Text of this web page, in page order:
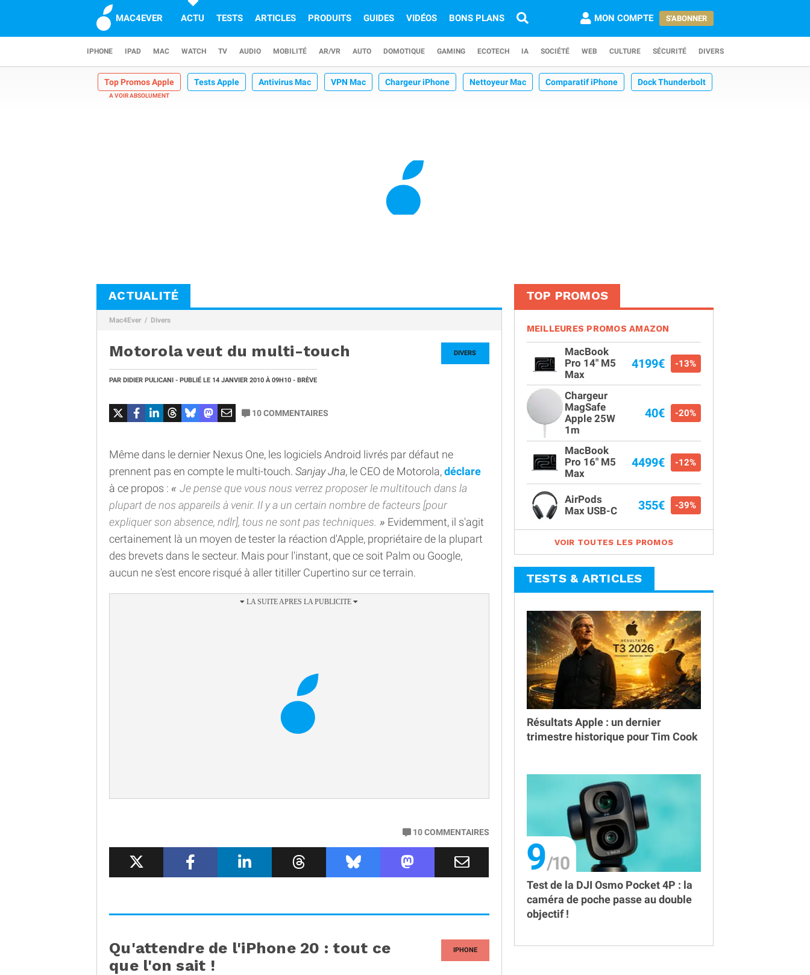
MAC4EVER ACTU TESTS ARTICLES PRODUITS GUIDES VIDÉOS BONS PLANS MON COMPTE S'ABONNER
IPHONE IPAD MAC WATCH TV AUDIO MOBILITÉ AR/VR AUTO DOMOTIQUE GAMING ECOTECH IA SOCIÉTÉ WEB CULTURE SÉCURITÉ DIVERS
Top Promos Apple Tests Apple Antivirus Mac VPN Mac Chargeur iPhone Nettoyeur Mac Comparatif iPhone Dock Thunderbolt
ACTUALITÉ
Mac4Ever Divers
DIVERS
Motorola veut du multi-touch
PAR DIDIER PULICANI - PUBLIÉ LE 14 JANVIER 2010 À 09H10 - BRÈVE
10COMMENTAIRES
Même dans le dernier Nexus One, les logiciels Android livrés par défaut ne
prennent pas en compte le multi-touch. Sanjay Jha, le CEO de Motorola,déclare
à ce propos :
Je pense que vous nous verrez proposer le multitouch dans la
plupart de nos appareils à venir. Il y a un certain nombre de facteurs [pour
expliquer son absence, ndlr], tous ne sont pas techniques.
Evidemment, il s'agit
certainement là un moyen de tester la réaction d'Apple, propriétaire de la plupart
des brevets dans le secteur. Mais pour l'instant, que ce soit Palm ou Google,
aucun ne s'est encore risqué à aller titiller Cupertino sur ce terrain.
10COMMENTAIRES
IPHONE
Qu'attendre de l'iPhone 20 : tout ce
que l'on sait !
TOP PROMOS
MEILLEURES PROMOS AMAZON
MacBook
Pro 14" M5
Max
4199€ -13%
Chargeur
MagSafe
Apple 25W
1m
40€ -20%
MacBook
Pro 16" M5
Max
4499€ -12%
AirPods
Max USB-C
355€ -39%
VOIR TOUTES LES PROMOS
TESTS & ARTICLES
Résultats Apple : un dernier
trimestre historique pour Tim Cook
9
Test de la DJI Osmo Pocket 4P : la
caméra de poche passe au double
objectif !